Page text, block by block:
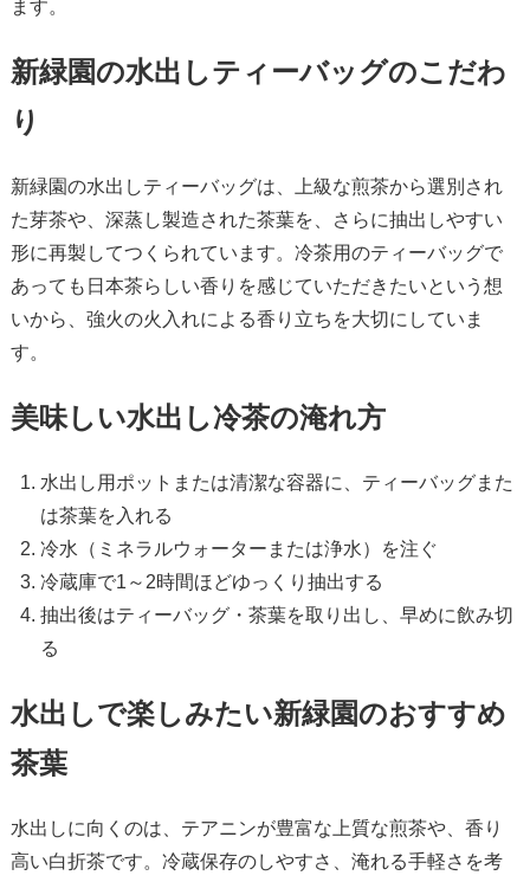
ます。
新緑園の水出しティーバッグのこだわ
り
新緑園の水出しティーバッグは、上級な煎茶から選別され
た芽茶や、深蒸し製造された茶葉を、さらに抽出しやすい
形に再製してつくられています。冷茶用のティーバッグで
あっても日本茶らしい香りを感じていただきたいという想
いから、強火の火入れによる香り立ちを大切にしていま
す。
美味しい水出し冷茶の淹れ方
水出し用ポットまたは清潔な容器に、ティーバッグまた
は茶葉を入れる
冷水（ミネラルウォーターまたは浄水）を注ぐ
冷蔵庫で1～2時間ほどゆっくり抽出する
抽出後はティーバッグ・茶葉を取り出し、早めに飲み切
る
水出しで楽しみたい新緑園のおすすめ
茶葉
水出しに向くのは、テアニンが豊富な上質な煎茶や、香り
高い白折茶です。冷蔵保存のしやすさ、淹れる手軽さを考